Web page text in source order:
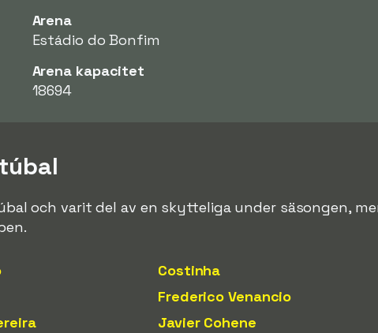
Arena
Estádio do Bonfim
Arena kapacitet
18694
och varit del av en skytteliga under säsongen,
Costinha
Frederico Venancio
Javier Cohene